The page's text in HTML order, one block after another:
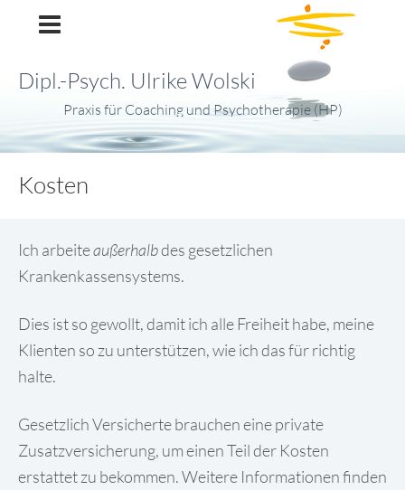
Ulrike Wolski
Dipl.-Psych. Ulrike Wolski
Praxis für Coaching und Psychotherapie (HP)
Kosten
Ich arbeiteaußerhalbdes gesetzlichen
Krankenkassensystems.
Dies ist so gewollt, damit ich alle Freiheit habe, meine
Klienten so zu unterstützen, wie ich das für richtig
halte.
Gesetzlich Versicherte brauchen eine private
Zusatzversicherung, um einen Teil der Kosten
erstattet zu bekommen. Weitere Informationen finden